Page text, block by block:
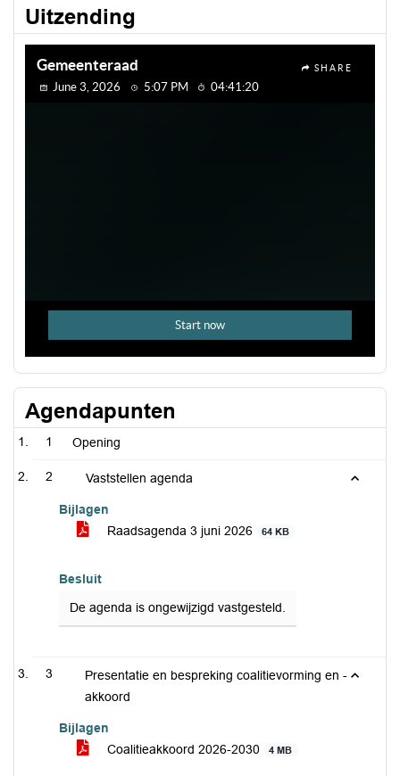
Uitzending
Agendapunten
1 Opening
2 Vaststellen agenda
Bijlagen
Raadsagenda 3 juni 2026
64 KB
Besluit
De agenda is ongewijzigd vastgesteld.
3
Presentatie en bespreking coalitievorming en -
akkoord
Bijlagen
Coalitieakkoord 2026-2030
4 MB